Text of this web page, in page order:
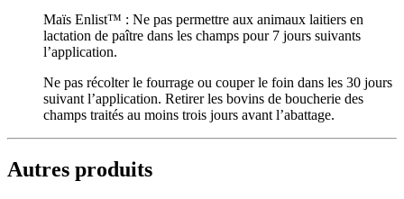
Maïs Enlist™ : Ne pas permettre aux animaux laitiers en
lactation de paître dans les champs pour 7 jours suivants
l’application.
Ne pas récolter le fourrage ou couper le foin dans les 30 jours
suivant l’application. Retirer les bovins de boucherie des
champs traités au moins trois jours avant l’abattage.
Autres produits